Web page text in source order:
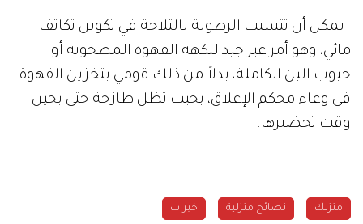
يمكن أن تتسبب الرطوبة بالثلاجة في تكوين تكاثف
مائي، وهو أمر غير جيد لنكهة القهوة المطحونة أو
حبوب البن الكاملة، بدلاً من ذلك قومي بتخزين القهوة
في وعاء محكم الإغلاق، بحيث تظل طازجة حتى يحين
وقت تحضيرها.
منزلك نصائح منزلية خبرات